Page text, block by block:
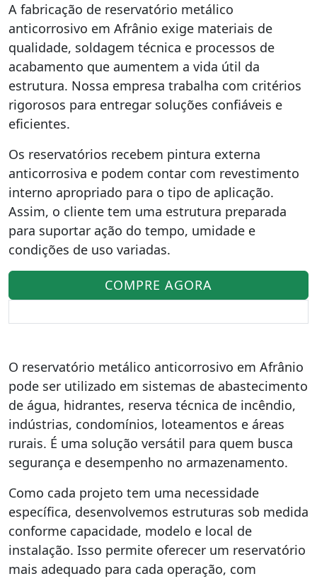
A fabricação de reservatório metálico
anticorrosivo em Afrânio exige materiais de
qualidade, soldagem técnica e processos de
acabamento que aumentem a vida útil da
estrutura. Nossa empresa trabalha com critérios
rigorosos para entregar soluções confiáveis e
eficientes.
Os reservatórios recebem pintura externa
anticorrosiva e podem contar com revestimento
interno apropriado para o tipo de aplicação.
Assim, o cliente tem uma estrutura preparada
para suportar ação do tempo, umidade e
condições de uso variadas.
COMPRE AGORA
O reservatório metálico anticorrosivo em Afrânio
pode ser utilizado em sistemas de abastecimento
de água, hidrantes, reserva técnica de incêndio,
indústrias, condomínios, loteamentos e áreas
rurais. É uma solução versátil para quem busca
segurança e desempenho no armazenamento.
Como cada projeto tem uma necessidade
específica, desenvolvemos estruturas sob medida
conforme capacidade, modelo e local de
instalação. Isso permite oferecer um reservatório
mais adequado para cada operação, com